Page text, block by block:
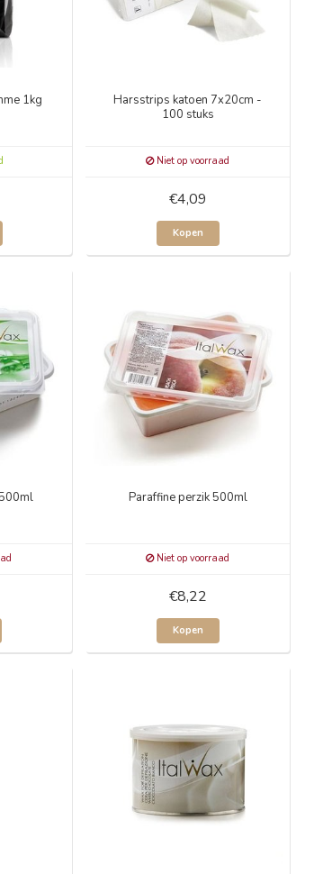
1kg
Harsstrips katoen 7x20cm -
100 stuks
Niet op voorraad
€4,09
Kopen
Paraffine perzik 500ml
Niet op voorraad
€8,22
Kopen